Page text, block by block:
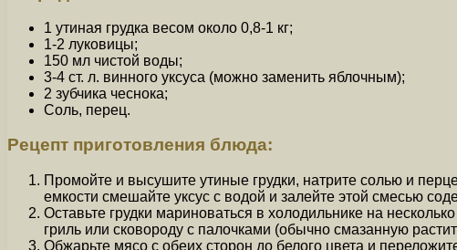
1 утиная грудка весом около 0,8-1 кг;
1-2 луковицы;
150 мл чистой воды;
3-4 ст. л. винного уксуса (можно заменить яблочным);
2 зубчика чеснока;
Соль, перец.
Рецепт приготовления блюда:
Промойте и высушите утиные грудки, натрите солью и
емкости смешайте уксус с водой и залейте этой смесью
Оставьте грудки мариноваться в холодильнике на
гриль или сковороду с палочками (обычно смазанную
Обжарьте мясо с обеих сторон до белого цвета и